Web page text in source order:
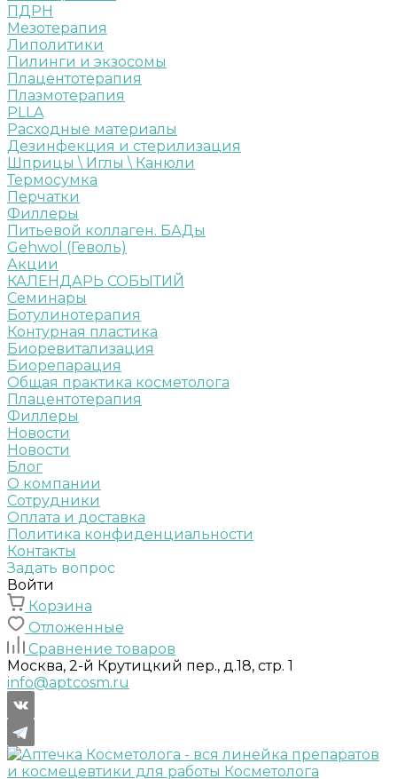
ПДРН
Мезотерапия
Липолитики
Пилинги и экзосомы
Плацентотерапия
Плазмотерапия
PLLA
Расходные материалы
Дезинфекция и стерилизация
Шприцы \ Иглы \ Канюли
Термосумка
Перчатки
Филлеры
Питьевой коллаген. БАДы
Gehwol (Геволь)
Акции
КАЛЕНДАРЬ СОБЫТИЙ
Семинары
Ботулинотерапия
Контурная пластика
Биоревитализация
Биорепарация
Общая практика косметолога
Плацентотерапия
Филлеры
Новости
Новости
Блог
О компании
Сотрудники
Оплата и доставка
Политика конфиденциальности
Контакты
Задать вопрос
Войти
Корзина
Отложенные
Сравнение товаров
Москва, 2-й Крутицкий пер., д.18, стр. 1
info@aptcosm.ru